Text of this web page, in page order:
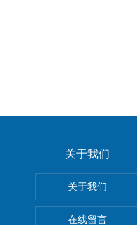
关于我们
关于我们
在线留言